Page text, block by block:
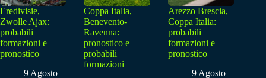
Eredivisie,
Zwolle Ajax:
probabili
formazioni e
pronostico
9 Agosto
Coppa Italia,
Benevento-
Ravenna:
pronostico e
probabili
formazioni
Arezzo Brescia,
Coppa Italia:
probabili
formazioni e
pronostico
9 Agosto